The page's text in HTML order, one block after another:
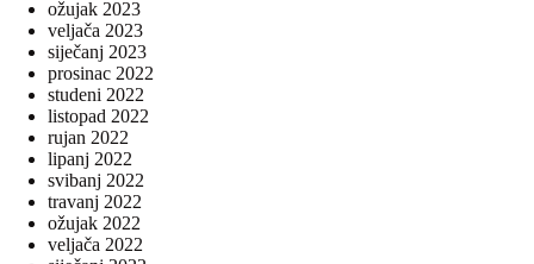
ožujak 2023
veljača 2023
siječanj 2023
prosinac 2022
studeni 2022
listopad 2022
rujan 2022
lipanj 2022
svibanj 2022
travanj 2022
ožujak 2022
veljača 2022